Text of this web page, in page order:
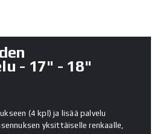
- 17" - 18"
(4 kpl) ja lisää palvelu
yksittäiselle renkaalle,